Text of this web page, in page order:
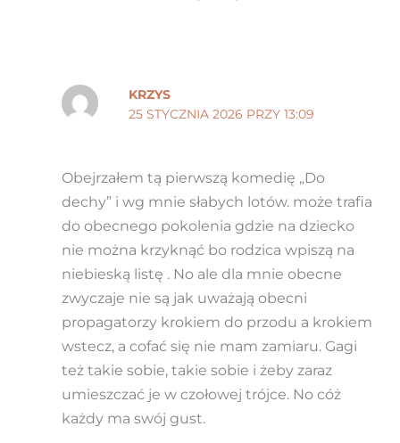
KRZYS
25 STYCZNIA 2026 PRZY 13:09
Obejrzałem tą pierwszą komedię „Do
dechy” i wg mnie słabych lotów. może trafia
do obecnego pokolenia gdzie na dziecko
nie można krzyknąć bo rodzica wpiszą na
niebieską listę . No ale dla mnie obecne
zwyczaje nie są jak uważają obecni
propagatorzy krokiem do przodu a krokiem
wstecz, a cofać się nie mam zamiaru. Gagi
też takie sobie, takie sobie i żeby zaraz
umieszczać je w czołowej trójce. No cóż
każdy ma swój gust.